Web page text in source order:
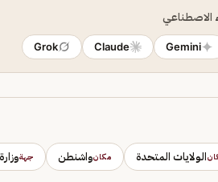
الاصطناعي
Gemini
Claude
Grok
الولايات المتحدة مكانواشنطن جهة